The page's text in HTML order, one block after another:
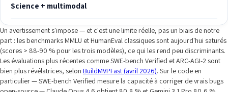
Science + multimodal
Un avertissement s'impose — et c'est une limite réelle, pas un biais de notre
part : les benchmarks MMLU et HumanEval classiques sont aujourd'hui saturés
(scores > 88-90 % pour les trois modèles), ce qui les rend peu discriminants.
Les évaluations plus récentes comme SWE-bench Verified et ARC-AGI-2 sont
bien plus révélatrices, selon BuildMVPFast (avril 2026). Sur le code en
particulier — SWE-bench Verified mesure la capacité à corriger de vrais bugs